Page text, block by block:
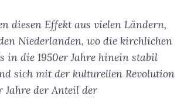
diesen Effekt aus vielen Ländern,
Niederlanden, wo die kirchlichen
in die 1950er Jahre hinein stabil
sich mit der kulturellen Revolution
Jahre der Anteil der